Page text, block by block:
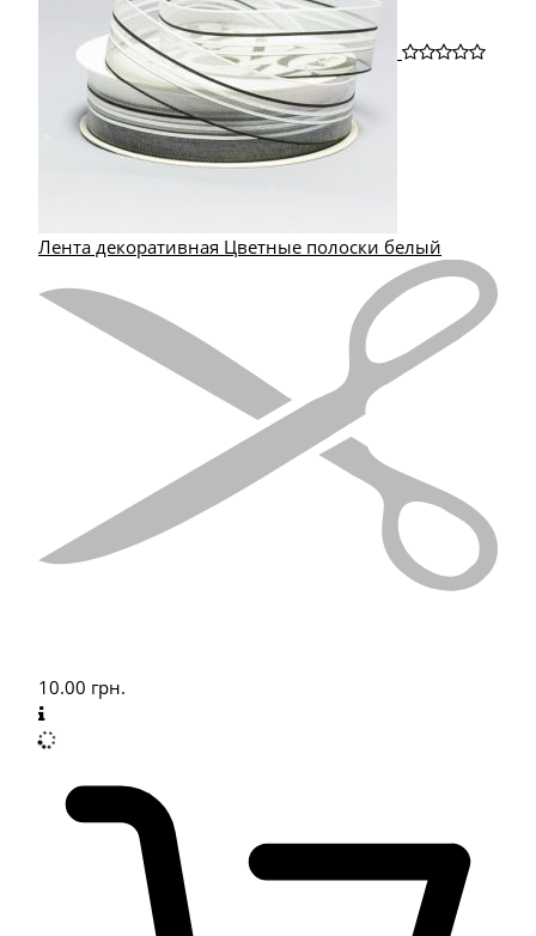
Лента декоративная Цветные полоски белый
10.00 грн.